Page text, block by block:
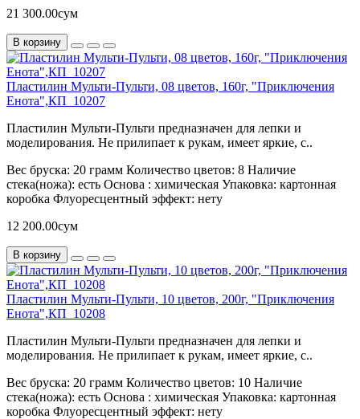
21 300.00сум
В корзину
Пластилин Мульти-Пульти, 08 цветов, 160г, "Приключения
Енота",КП_10207
Пластилин Мульти-Пульти предназначен для лепки и
моделирования. Не прилипает к рукам, имеет яркие, с..
Вес бруска: 20 грамм Количество цветов: 8 Наличие
стека(ножа): есть Основа : химическая Упаковка: картонная
коробка Флуоресцентный эффект: нету
12 200.00сум
В корзину
Пластилин Мульти-Пульти, 10 цветов, 200г, "Приключения
Енота",КП_10208
Пластилин Мульти-Пульти предназначен для лепки и
моделирования. Не прилипает к рукам, имеет яркие, с..
Вес бруска: 20 грамм Количество цветов: 10 Наличие
стека(ножа): есть Основа : химическая Упаковка: картонная
коробка Флуоресцентный эффект: нету